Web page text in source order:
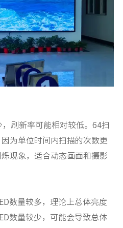
刷新率可能相对较低。64扫
为单位时间内扫描的次数更
现象，适合动态画面和摄影
量较多，理论上总体亮度
数量较少，可能会导致总体